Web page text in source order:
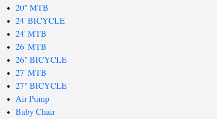
20" MTB
24' BICYCLE
24' MTB
26' MTB
26" BICYCLE
27' MTB
27" BICYCLE
Air Pump
Baby Chair